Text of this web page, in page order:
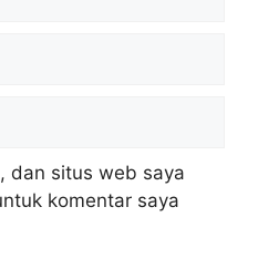
dan situs web saya
komentar saya